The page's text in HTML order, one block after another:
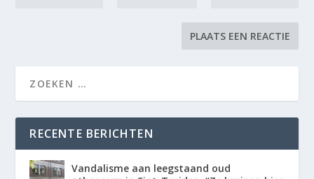
RECENTE BERICHTEN
Vandalisme aan leegstaand oud